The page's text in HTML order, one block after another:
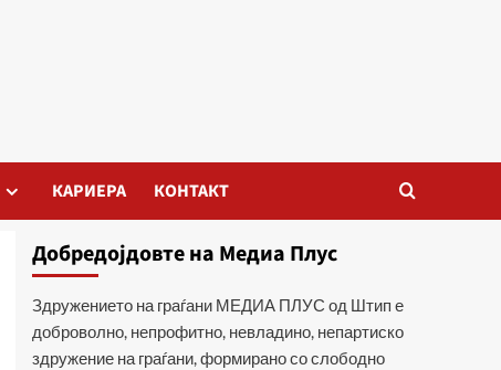
КАРИЕРА КОНТАКТ
Добредојдовте на Медиа Плус
Здружението на граѓани МЕДИА ПЛУС од Штип е
доброволно, непрофитно, невладино, непартиско
здружение на граѓани, формирано со слободно